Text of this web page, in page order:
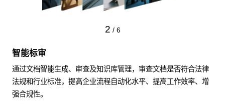
2 / 6
智能标审
通过文档智能生成、审查及知识库管理，审查文档是否符合法律
法规和行业标准，提高企业流程自动化水平、提高工作效率、增
强合规性。